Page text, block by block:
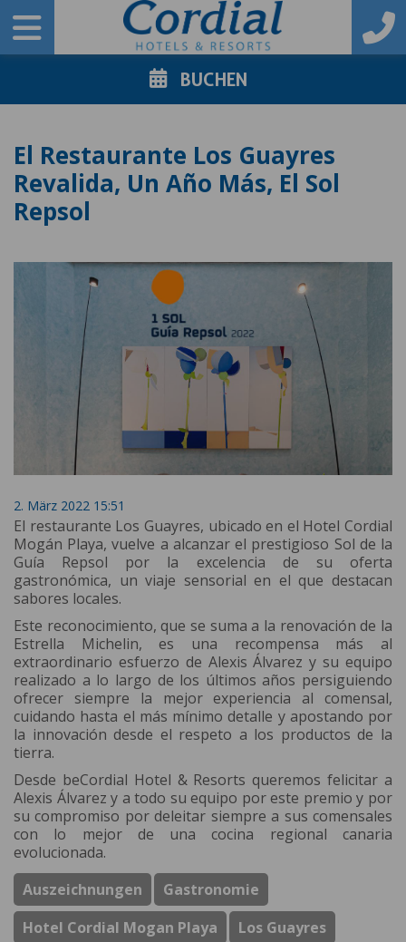
BUCHEN
El Restaurante Los Guayres
Revalida, Un Año Más, El Sol
Repsol
2. März 2022 15:51
El restaurante Los Guayres, ubicado en el Hotel Cordial
Mogán Playa, vuelve a alcanzar el prestigioso Sol de la
Guía Repsol por la excelencia de su oferta
gastronómica, un viaje sensorial en el que destacan
sabores locales.
Este reconocimiento, que se suma a la renovación de la
Estrella Michelin, es una recompensa más al
extraordinario esfuerzo de Alexis Álvarez y su equipo
realizado a lo largo de los últimos años persiguiendo
ofrecer siempre la mejor experiencia al comensal,
cuidando hasta el más mínimo detalle y apostando por
la innovación desde el respeto a los productos de la
tierra.
Desde beCordial Hotel & Resorts queremos felicitar a
Alexis Álvarez y a todo su equipo por este premio y por
su compromiso por deleitar siempre a sus comensales
con lo mejor de una cocina regional canaria
evolucionada.
Auszeichnungen
Gastronomie
Hotel Cordial Mogan Playa
Los Guayres